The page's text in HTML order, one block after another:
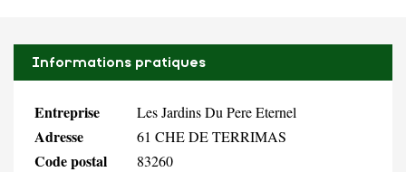
Informations pratiques
Entreprise Les Jardins Du Pere Eternel
Adresse 61 CHE DE TERRIMAS
Code postal 83260